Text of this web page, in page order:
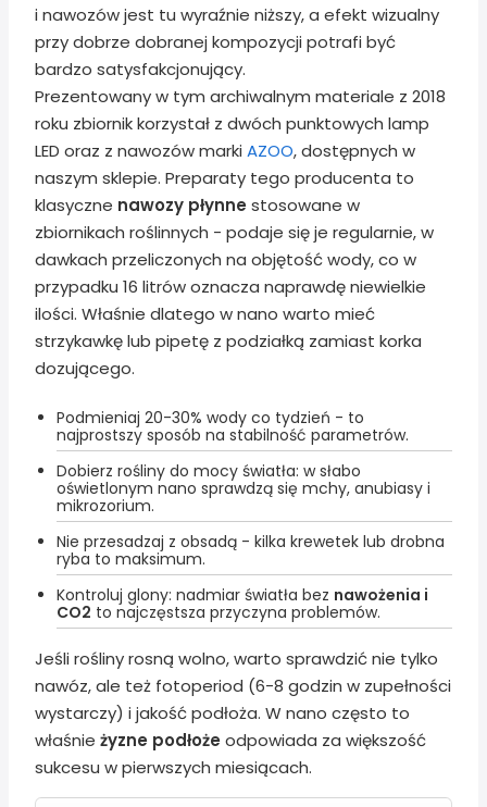
i nawozów jest tu wyraźnie niższy, a efekt wizualny
przy dobrze dobranej kompozycji potrafi być
bardzo satysfakcjonujący.
Prezentowany w tym archiwalnym materiale z 2018
roku zbiornik korzystał z dwóch punktowych lamp
LED oraz z nawozów marki AZOO, dostępnych w
naszym sklepie. Preparaty tego producenta to
klasyczne nawozy płynne stosowane w
zbiornikach roślinnych - podaje się je regularnie, w
dawkach przeliczonych na objętość wody, co w
przypadku 16 litrów oznacza naprawdę niewielkie
ilości. Właśnie dlatego w nano warto mieć
strzykawkę lub pipetę z podziałką zamiast korka
dozującego.
Podmieniaj 20-30% wody co tydzień - to
najprostszy sposób na stabilność parametrów.
Dobierz rośliny do mocy światła: w słabo
oświetlonym nano sprawdzą się mchy, anubiasy i
mikrozorium.
Nie przesadzaj z obsadą - kilka krewetek lub drobna
ryba to maksimum.
Kontroluj glony: nadmiar światła bez nawożenia i
CO2 to najczęstsza przyczyna problemów.
Jeśli rośliny rosną wolno, warto sprawdzić nie tylko
nawóz, ale też fotoperiod (6-8 godzin w zupełności
wystarczy) i jakość podłoża. W nano często to
właśnie żyzne podłoże odpowiada za większość
sukcesu w pierwszych miesiącach.